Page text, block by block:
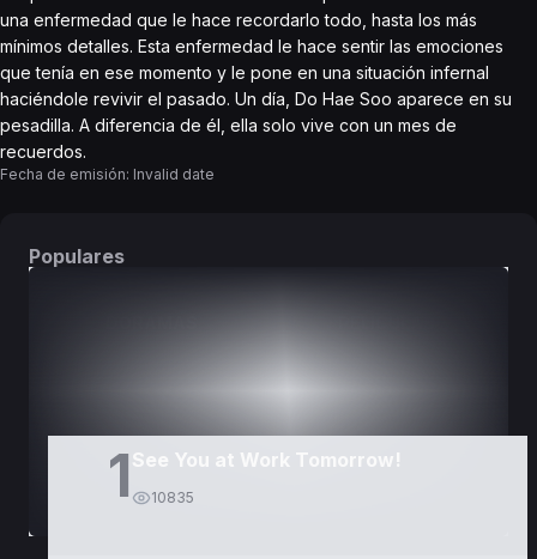
una enfermedad que le hace recordarlo todo, hasta los más
mínimos detalles. Esta enfermedad le hace sentir las emociones
que tenía en ese momento y le pone en una situación infernal
haciéndole revivir el pasado. Un día, Do Hae Soo aparece en su
pesadilla. A diferencia de él, ella solo vive con un mes de
recuerdos.
Fecha de emisión: Invalid date
Populares
1 See You at Work Tomorrow!
10835